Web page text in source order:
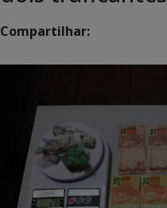
Compartilhar: